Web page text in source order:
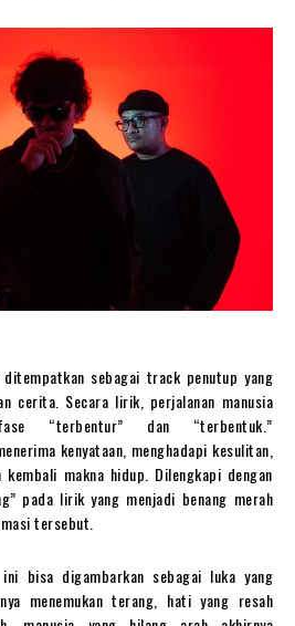
ditempatkan sebagai track penutup yang
cerita. Secara lirik, perjalanan manusia
“terbentur” dan “terbentuk.”
kenyataan, menghadapi kesulitan,
kembali makna hidup. Dilengkapi dengan
pada lirik yang menjadi benang merah
tersebut.
bisa digambarkan sebagai luka yang
menemukan terang, hati yang resah